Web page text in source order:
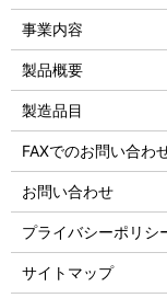
事業内容
製品概要
製造品目
FAXでのお問い合わ
お問い合わせ
プライバシーポリシ
サイトマップ